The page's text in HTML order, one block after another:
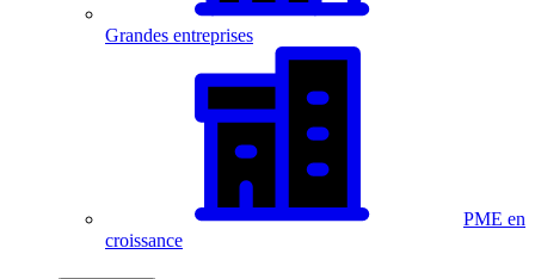
Grandes entreprises
PME en
croissance